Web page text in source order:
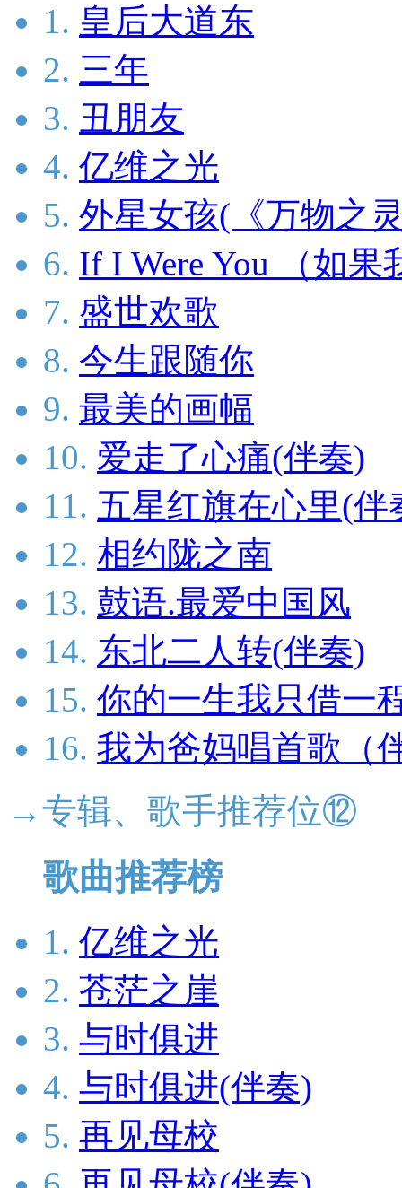
1. 皇后大道东
2. 三年
3. 丑朋友
4. 亿维之光
5. 外星女孩(《万物之
6. If I Were You （如
7. 盛世欢歌
8. 今生跟随你
9. 最美的画幅
10. 爱走了心痛(伴奏)
11. 五星红旗在心里(伴
12. 相约陇之南
13. 鼓语.最爱中国风
14. 东北二人转(伴奏)
15. 你的一生我只借一
16. 我为爸妈唱首歌（
→专辑、歌手推荐位⑫
歌曲推荐榜
1. 亿维之光
2. 苍茫之崖
3. 与时俱进
4. 与时俱进(伴奏)
5. 再见母校